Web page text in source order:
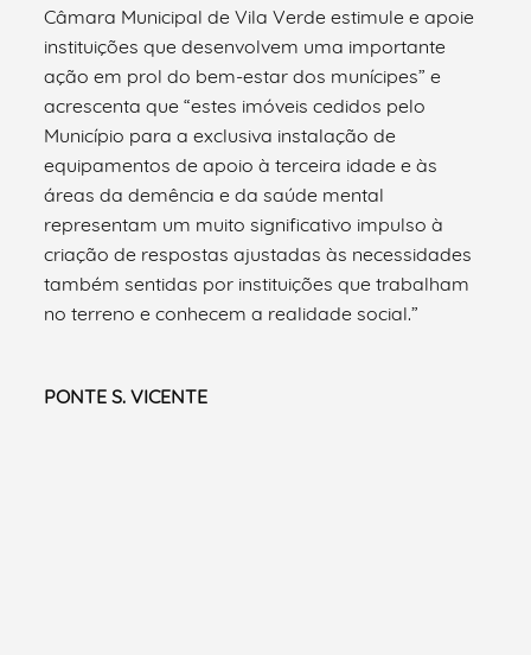
Câmara Municipal de Vila Verde estimule e apoie
instituições que desenvolvem uma importante
ação em prol do bem-estar dos munícipes” e
acrescenta que “estes imóveis cedidos pelo
Município para a exclusiva instalação de
equipamentos de apoio à terceira idade e às
áreas da demência e da saúde mental
representam um muito significativo impulso à
criação de respostas ajustadas às necessidades
também sentidas por instituições que trabalham
no terreno e conhecem a realidade social.”
PONTE S. VICENTE